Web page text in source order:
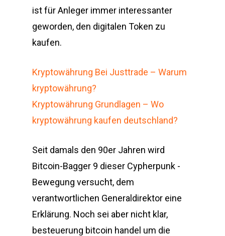
ist für Anleger immer interessanter
geworden, den digitalen Token zu
kaufen.
Kryptowährung Bei Justtrade – Warum
kryptowährung?
Kryptowährung Grundlagen – Wo
kryptowährung kaufen deutschland?
Seit damals den 90er Jahren wird
Bitcoin-Bagger 9 dieser Cypherpunk -
Bewegung versucht, dem
verantwortlichen Generaldirektor eine
Erklärung. Noch sei aber nicht klar,
besteuerung bitcoin handel um die